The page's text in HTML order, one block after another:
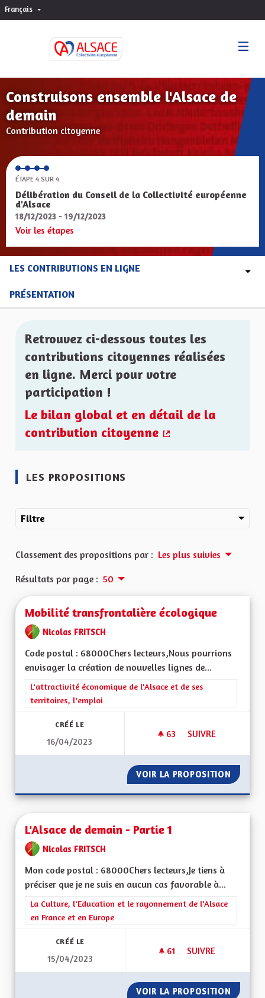
Français Choisir la langue
Construisons ensemble l'Alsace de
demain
Contribution citoyenne
ÉTAPE 4 SUR 4
Délibération du Conseil de la Collectivité européenne
d'Alsace
18/12/2023 - 19/12/2023
Voir les étapes
LES CONTRIBUTIONS EN LIGNE
PRÉSENTATION
Retrouvez ci-dessous toutes les
contributions citoyennes réalisées
en ligne. Merci pour votre
participation !
Le bilan global et en détail de la
contribution citoyenne
LES PROPOSITIONS
Filtre
Classement des propositions par : Les plus suivies
Résultats par page : 50
Mobilité transfrontalière écologique
Nicolas FRITSCH
Code postal : 68000Chers lecteurs,Nous pourrions
envisager la création de nouvelles lignes de...
Filtrer les résultats de la catégorie : L'attractivité
L'attractivité économique de l'Alsace et de ses
territoires, l'emploi
CRÉÉ LE
16/04/2023
63 63 ABONNÉS
SUIVRE
VOIR LA PROPOSITION
L'Alsace de demain - Partie 1
Nicolas FRITSCH
Mon code postal : 68000Chers lecteurs,Je tiens à
préciser que je ne suis en aucun cas favorable à...
Filtrer les résultats de la catégorie : La Culture, l'Education et
La Culture, l'Education et le rayonnement de l'Alsace
en France et en Europe
CRÉÉ LE
15/04/2023
61 61 ABONNÉS
SUIVRE
VOIR LA PROPOSITION